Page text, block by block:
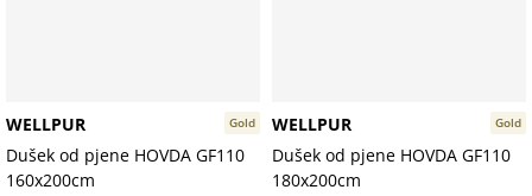
Gold
WELLPUR
Dušek od pjene HOVDA GF110
160x200cm
Gold
WELLPUR
Dušek od pjene HOVDA GF110
180x200cm